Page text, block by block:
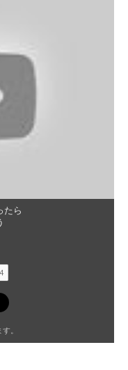
たら
。